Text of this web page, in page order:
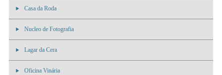
Casa da Roda
Nucleo de Fotografia
Lagar da Cera
Oficina Vinária